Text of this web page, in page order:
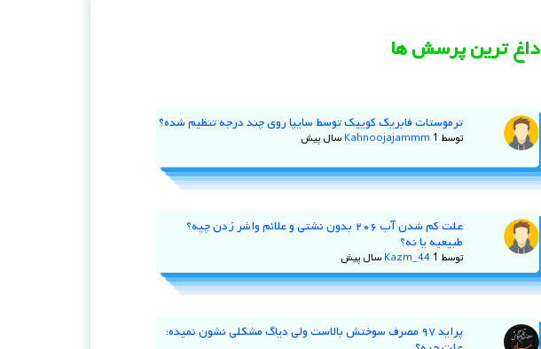
داغ ترین پرسش ها
ترموستات فابریک کوییک توسط سایپا روی چند درجه تنظیم شده؟
توسط Kahnoojajammm 1 سال پیش
علت کم شدن آب ۲۰۶ بدون نشتی و علائم واشر زدن چیه؟
طبیعیه یا نه؟
توسط Kazm_44 1 سال پیش
پراید ۹۷ مصرف سوختش بالاست ولی دیاگ مشکلی نشون نمیده؛